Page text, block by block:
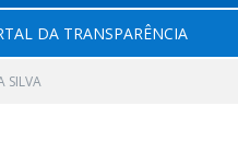
DA TRANSPARÊNCIA
SILVA